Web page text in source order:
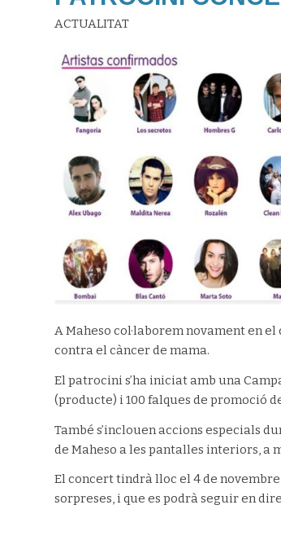
ACTUALITAT
A Maheso col·laborem novament en
contra el càncer de mama.
El patrocini s’ha iniciat amb una
(producte) i 100 falques de promoció
També s’inclouen accions especials
de Maheso a les pantalles interiors, a
El concert tindrà lloc el 4 de
sorpreses, i que es podrà seguir en